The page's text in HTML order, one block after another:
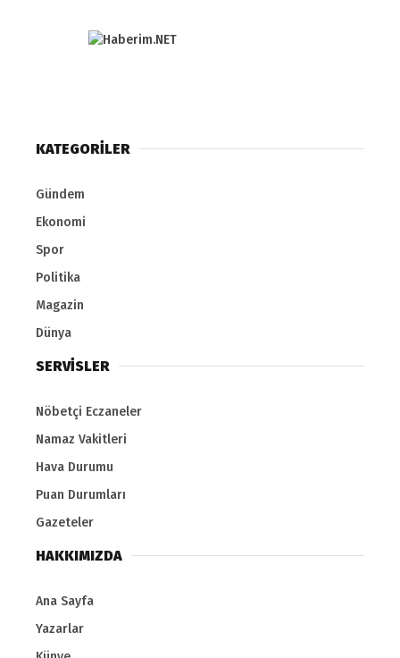
KATEGORİLER
Gündem
Ekonomi
Spor
Politika
Magazin
Dünya
SERVİSLER
Nöbetçi Eczaneler
Namaz Vakitleri
Hava Durumu
Puan Durumları
Gazeteler
HAKKIMIZDA
Ana Sayfa
Yazarlar